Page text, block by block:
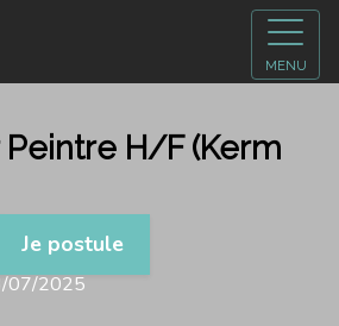
MENU
H/F (Kerm
Je postule
07/2025